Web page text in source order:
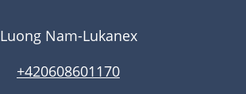
Luong Nam-Lukanex
+420608601170